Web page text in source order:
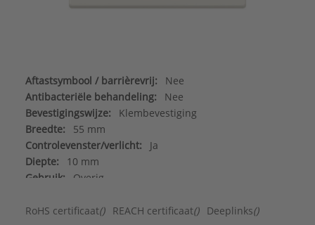
Aftastsymbool / barrièrevrij:
Nee
Antibacteriële behandeling:
Nee
Bevestigingswijze:
Klembevestiging
Breedte:
55 mm
Controlevenster/verlicht:
Ja
Diepte:
10 mm
Gebruik:
Overig
Geschikt voor bussysteem-toetsaansluiting:
Nee
RoHS certificaat() REACH certificaat() Deeplinks()